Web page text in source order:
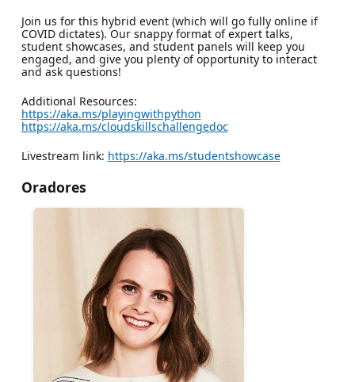
Join us for this hybrid event (which will go fully online if
COVID dictates). Our snappy format of expert talks,
student showcases, and student panels will keep you
engaged, and give you plenty of opportunity to interact
and ask questions!
Additional Resources:
https://aka.ms/playingwithpython
https://aka.ms/cloudskillschallengedoc
Livestream link: https://aka.ms/studentshowcase
Oradores